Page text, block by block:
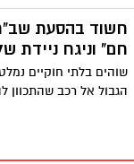
שדרות רגר- בן גוריון,
באדום וכמעט פגע
ועבר באדום מלא. היה
את האצבע". תחקיר שטח
חשוד בהסעת
חם" וניגח ניידת
שוהים בלתי חוקיים
הגבול אל רכב שהתכוון